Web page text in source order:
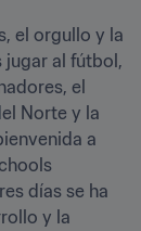
el orgullo y la
jugar al fútbol,
el
Norte y la
a
días se ha
y la